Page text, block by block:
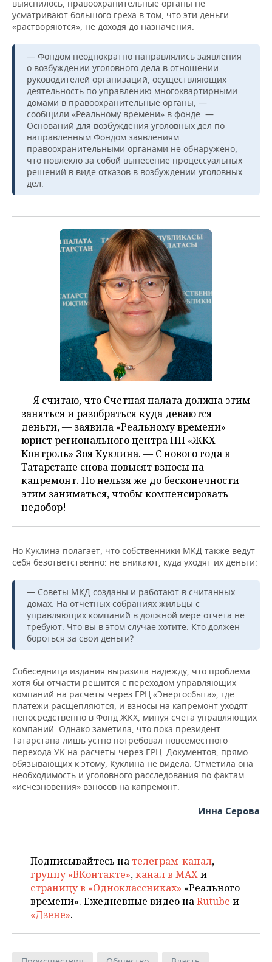
выяснилось, правоохранительные органы не
усматривают большого греха в том, что эти деньги
«растворяются», не доходя до назначения.
— Фондом неоднократно направлялись заявления
о возбуждении уголовного дела в отношении
руководителей организаций, осуществляющих
деятельность по управлению многоквартирными
домами в правоохранительные органы, —
сообщили «Реальному времени» в фонде. —
Оснований для возбуждения уголовных дел по
направленным Фондом заявлениям
правоохранительными органами не обнаружено,
что повлекло за собой вынесение процессуальных
решений в виде отказов в возбуждении уголовных
дел.
— Я считаю, что Счетная палата должна этим
заняться и разобраться куда деваются
деньги, — заявила «Реальному времени»
юрист регионального центра НП «ЖКХ
Контроль» Зоя Куклина. — С нового года в
Татарстане снова повысят взносы на
капремонт. Но нельзя же до бесконечности
этим заниматься, чтобы компенсировать
недобор!
Но Куклина полагает, что собственники МКД также ведут
себя безответственно: не вникают, куда уходят их деньги:
— Советы МКД созданы и работают в считанных
домах. На отчетных собраниях жильцы с
управляющих компаний в должной мере отчета не
требуют. Что вы в этом случае хотите. Кто должен
бороться за свои деньги?
Собеседница издания выразила надежду, что проблема
хотя бы отчасти решится с переходом управляющих
компаний на расчеты через ЕРЦ «Энергосбыта», где
платежи расщепляются, и взносы на капремонт уходят
непосредственно в Фонд ЖКХ, минуя счета управляющих
компаний. Однако заметила, что пока президент
Татарстана лишь устно потребовал повсеместного
перехода УК на расчеты через ЕРЦ. Документов, прямо
обязывающих к этому, Куклина не видела. Отметила она
необходимость и уголовного расследования по фактам
«исчезновения» взносов на капремонт.
Инна Серова
Подписывайтесь на телеграм-канал,
группу «ВКонтакте»,канал в MAXи
страницу в «Одноклассниках» «Реального
времени». Ежедневные видео наRutube и
«Дзене».